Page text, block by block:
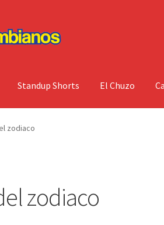
Standup Shorts El Chuzo
zodiaco
zodiaco